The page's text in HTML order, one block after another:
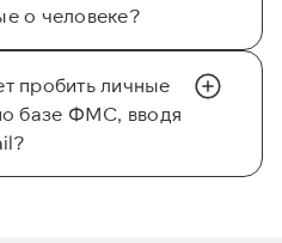
о человеке?
пробить личные
базе ФМС, вводя